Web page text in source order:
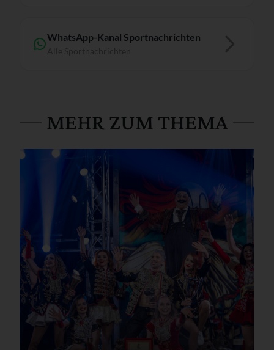
WhatsApp-Kanal Sportnachrichten
MEHR ZUM THEMA